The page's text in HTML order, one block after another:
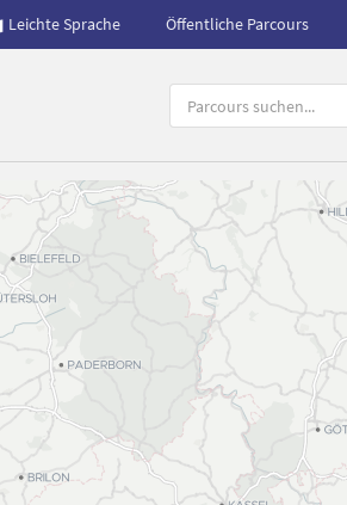
Leichte Sprache Öffentliche Parcours